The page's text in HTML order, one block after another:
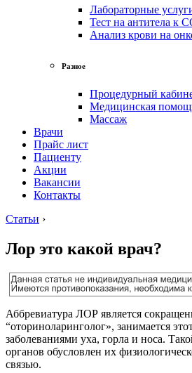
Лабораторные
Тест на антитела к
Анализ крови на
Разное
Процедурный
Медицинская
Массаж
Врачи
Прайс лист
Пациенту
Акции
Вакансии
Контакты
Статьи ›
Лор это какой врач?
Аббревиатура ЛОР является
“оториноларинголог», занимается
заболеваниями уха, горла и носа.
органов обусловлен их
связью.